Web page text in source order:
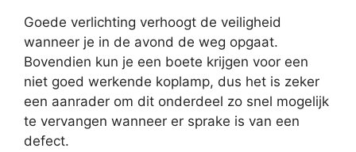
Goede verlichting verhoogt de veiligheid
wanneer je in de avond de weg opgaat.
Bovendien kun je een boete krijgen voor een
niet goed werkende koplamp, dus het is zeker
een aanrader om dit onderdeel zo snel mogelijk
te vervangen wanneer er sprake is van een
defect.